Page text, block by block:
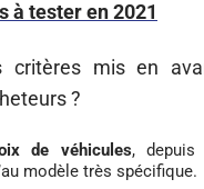
à tester en 2021
critères mis en
?
de véhicules, depuis
modèle très spécifique.